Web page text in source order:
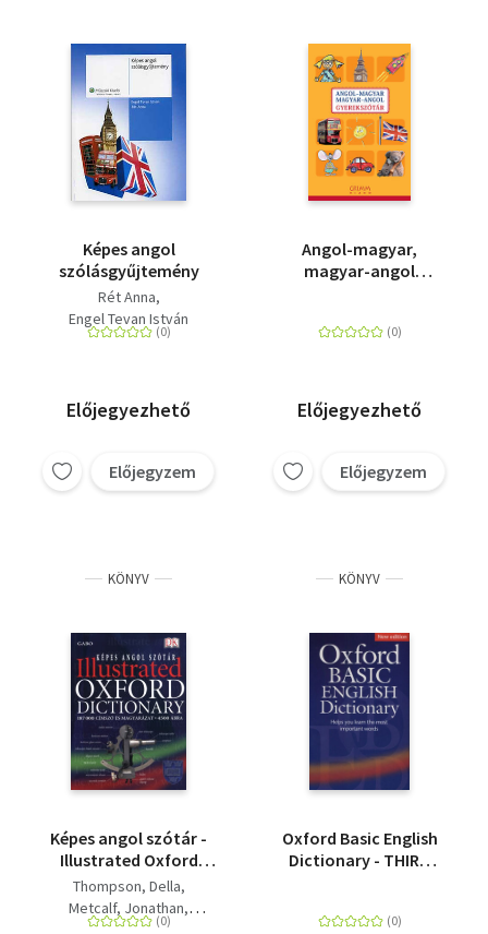
Képes angol
szólásgyűjtemény
Rét Anna
Engel Tevan István
Előjegyezhető
Előjegyzem
Angol-magyar,
magyar-angol
Előjegyezhető
Előjegyzem
KÖNYV
Képes angol szótár -
Illustrated Oxford
Dictionary - 187 000
címszó és magyarázat
- 4500 ábra
Thompson, Della
Metcalf, Jonathan
Daintith, John
KÖNYV
Oxford Basic English
Dictionary - THIRD